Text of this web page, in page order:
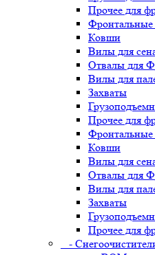
Прочее для
Фронтальные
Ковши
Вилы для
Отвалы для
Вилы для
Захваты
Прочее для
Фронтальные
Ковши
Вилы для
Отвалы для
Вилы для
Захваты
Прочее для
-